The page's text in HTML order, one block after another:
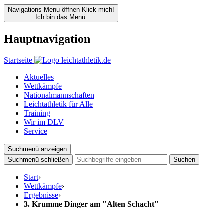
Navigations Menu öffnen Klick mich!
Ich bin das Menü.
Hauptnavigation
Startseite
Aktuelles
Wettkämpfe
Nationalmannschaften
Leichtathletik für Alle
Training
Wir im DLV
Service
Suchmenü anzeigen
Suchmenü schließen
Suchen
Start›
Wettkämpfe›
Ergebnisse›
3. Krumme Dinger am "Alten Schacht"